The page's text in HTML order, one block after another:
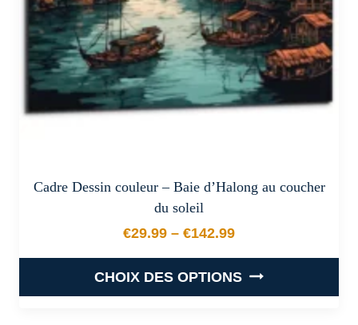
Cadre Dessin couleur – Baie d’Halong au coucher
du soleil
€29.99 – €142.99
Plage de prix : €29.99 à
CHOIX DES OPTIONS